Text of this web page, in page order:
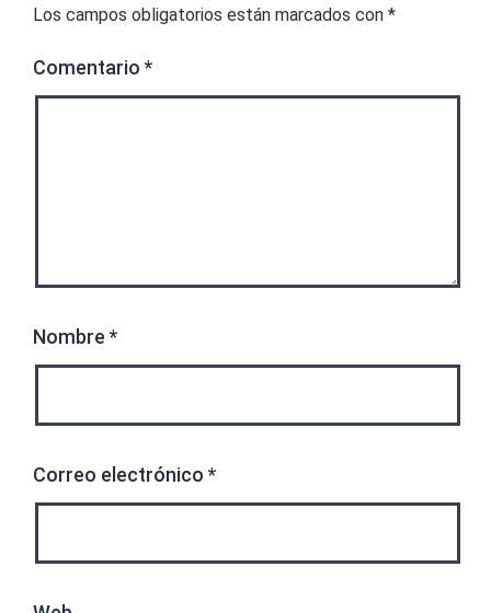
Los campos obligatorios están marcados con *
Comentario *
Nombre *
Correo electrónico *